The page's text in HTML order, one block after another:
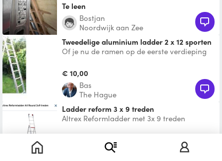
Te leen
Bostjan
Noordwijk aan Zee
Tweedelige aluminium ladder 2 x 12 sporten
Of je nu de ramen op de eerste verdieping
woonkamer, me
€ 10,00
Bas
The Hague
Ladder reform 3 x 9 treden
Altrex Reformladder met 3x 9 treden